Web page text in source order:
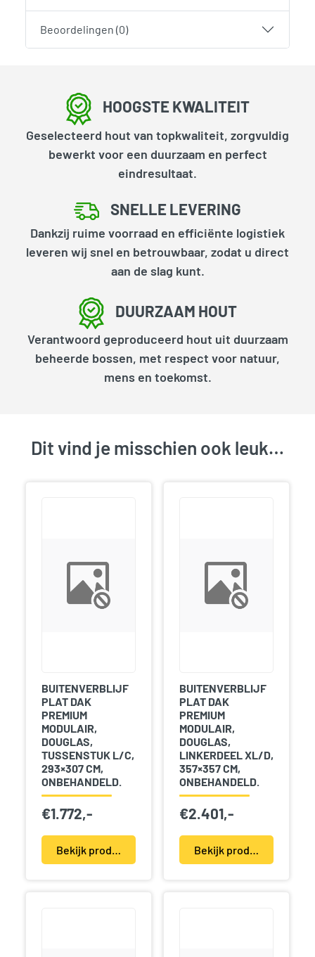
Beoordelingen (0)
HOOGSTE KWALITEIT
Geselecteerd hout van topkwaliteit, zorgvuldig
bewerkt voor een duurzaam en perfect
eindresultaat.
SNELLE LEVERING
Dankzij ruime voorraad en efficiënte logistiek
leveren wij snel en betrouwbaar, zodat u direct
aan de slag kunt.
DUURZAAM HOUT
Verantwoord geproduceerd hout uit duurzaam
beheerde bossen, met respect voor natuur,
mens en toekomst.
Dit vind je misschien ook leuk…
BUITENVERBLIJF
PLAT DAK
PREMIUM
MODULAIR,
DOUGLAS,
TUSSENSTUK L/C,
293×307 CM,
ONBEHANDELD.
€1.772,-
BUITENVERBLIJF
PLAT DAK
PREMIUM
MODULAIR,
DOUGLAS,
LINKERDEEL XL/D,
357×357 CM,
ONBEHANDELD.
€2.401,-